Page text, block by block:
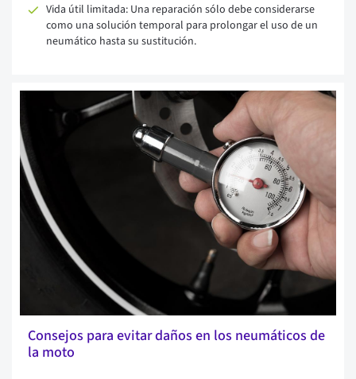
Vida útil limitada: Una reparación sólo debe considerarse
como una solución temporal para prolongar el uso de un
neumático hasta su sustitución.
Consejos para evitar daños en los neumáticos de
la moto